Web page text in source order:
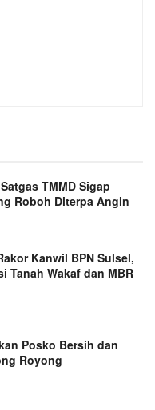
TMMD Sigap
Roboh Diterpa Angin
Kanwil BPN Sulsel,
Tanah Wakaf dan MBR
Posko Bersih dan
Royong